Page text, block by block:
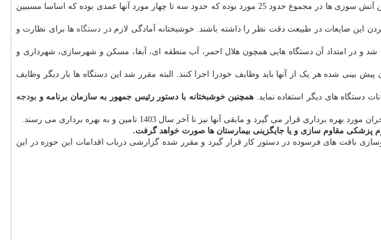
وی افزود: البته مواردی از آتش سوزی ها نیز به صورت عمدی صورت گرفته که مسببان حادثه دستگیر شده اند. البته این آتش سوزی ها در مجموع حدود 25 مورد بوده که حدود سه تا چهار مورد آنها عمدی بوده که اساسا مسببین
این ضایعات در طبیعت دقت نظر را داشته باشند. خوشبختانه آمادگی لازم در دستگاه ها برای نظارت و
و در امتداد آن دستگاه هایی همچون هلال احمر، آب منطقه ای، آبفا، مسکن و شهرسازی، شهرداری و
بینی شده هر یک از آنها باید وظایف خودرا اجرا کنند. البته مقرر شد این دستگاه ها بار دیگر وظایف
دستگاه های دیگر استفاده نماید. همچنین خوشبختانه با دستور رئیس جمهور به سازمان برنامه و بودجه
که هر چه سریع تر نوسازی بافت های فرسوده در دستور کار قرار گیرد و مقرر شده گزارشی درباب اقدامات این حوزه در این